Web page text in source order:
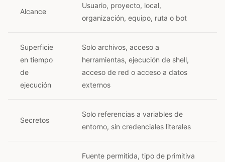
Alcance
Usuario, proyecto, local,
organización, equipo, ruta o bot
Superficie
en tiempo
de
ejecución
Solo archivos, acceso a
herramientas, ejecución de shell,
acceso de red o acceso a datos
externos
Secretos
Solo referencias a variables de
entorno, sin credenciales literales
Fuente permitida, tipo de primitiva